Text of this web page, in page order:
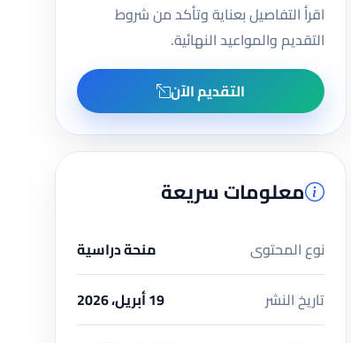
اقرأ التفاصيل بعناية وتأكد من شروط
التقديم والمواعيد النهائية.
التقديم الآن
معلومات سريعة
نوع المحتوى
منحة دراسية
تاريخ النشر
19 أبريل، 2026